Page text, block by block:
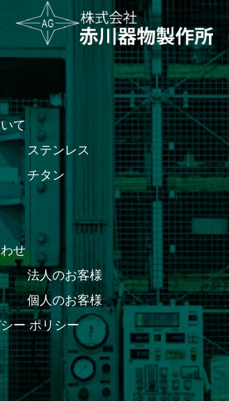
て
ステンレス
チタン
せ
法人のお客様
個人のお客様
ー ポリシー